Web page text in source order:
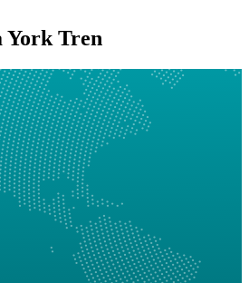
York Tren